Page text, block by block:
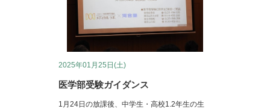
2025年01月25日(土)
医学部受験ガイダンス
1月24日の放課後、中学生・高校1.2年生の生